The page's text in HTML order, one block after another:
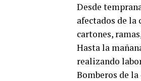
Desde
afectados de la
cartones,
Hasta la
realizando
Bomberos de